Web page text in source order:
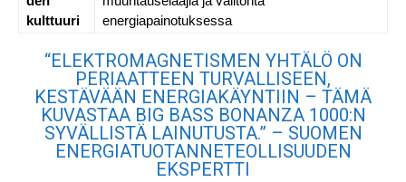
kulttuuri
energiapainotuksessa
“ELEKTROMAGNETISMEN YHTÄLÖ ON
PERIAATTEEN TURVALLISEEN,
KESTÄVÄÄN ENERGIAKÄYNTIIN – TÄMÄ
KUVASTAA BIG BASS BONANZA 1000:N
SYVÄLLISTÄ LAINUTUSTA.” – SUOMEN
ENERGIATUOTANNETEOLLISUUDEN
EKSPERTTI